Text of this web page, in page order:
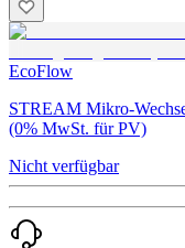
EcoFlow
STREAM Mikro-
(0% MwSt. für PV)
Nicht verfügbar